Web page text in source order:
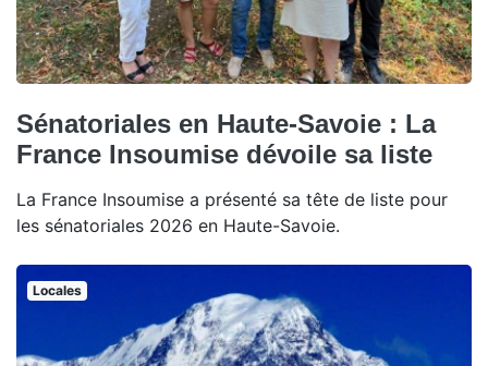
Sénatoriales en Haute-Savoie : La
France Insoumise dévoile sa liste
La France Insoumise a présenté sa tête de liste pour
les sénatoriales 2026 en Haute-Savoie.
Locales